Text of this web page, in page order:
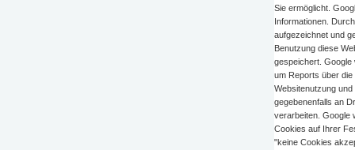
Sie ermöglicht.
Informationen.
aufgezeichnet und
Benutzung diese
gespeichert. Google
um Reports über
Websitenutzung
gegebenenfalls an
verarbeiten. Google
Cookies auf Ihrer
"keine Cookies